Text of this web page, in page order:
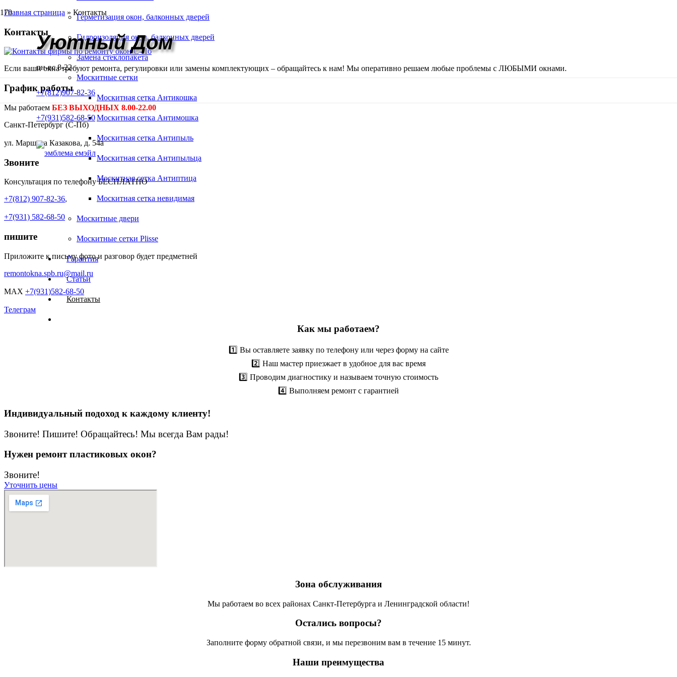
Герметизация окон, балконных дверей
Гидроизоляция окон, балконных дверей
Замена стеклопакета
Москитные сетки
Москитная сетка Антикошка
Москитная сетка Антимошка
Москитная сетка Антипыль
Москитная сетка Антипыльца
Москитная сетка Антиптица
Москитная сетка невидимая
Москитные двери
Москитные сетки Plisse
Гарантия
Статьи
Контакты
Уютный Дом
пн-вс 8-22
+7(812)907-82-36
+7(931)582-68-50
Главная страница » Контакты
Контакты
Если ваши окна требуют ремонта, регулировки или замены комплектующих – обращайтесь к нам! Мы оперативно решаем любые проблемы с ЛЮБЫМИ окнами.
График работы
Мы работаем БЕЗ ВЫХОДНЫХ 8.00-22.00
Санкт-Петербург (С-Пб)
ул. Маршала Казакова, д. 54а
Звоните
Консультация по телефону БЕСПЛАТНО
+7(812) 907-82-36,
+7(931) 582-68-50
пишите
Приложите к письму фото и разговор будет предметней
remontokna.spb.ru@mail.ru
MAX +7(931)582-68-50
Телеграм
Как мы работаем?
1️⃣ Вы оставляете заявку по телефону или через форму на сайте
2️⃣ Наш мастер приезжает в удобное для вас время
3️⃣ Проводим диагностику и называем точную стоимость
4️⃣ Выполняем ремонт с гарантией
Индивидуальный подоход к каждому клиенту!
Звоните! Пишите! Обращайтесь! Мы всегда Вам рады!
Нужен ремонт пластиковых окон?
Звоните!
Уточнить цены
Зона обслуживания
Мы работаем во всех районах Санкт-Петербурга и Ленинградской области!
Остались вопросы?
Заполните форму обратной связи, и мы перезвоним вам в течение 15 минут.
Наши преимущества